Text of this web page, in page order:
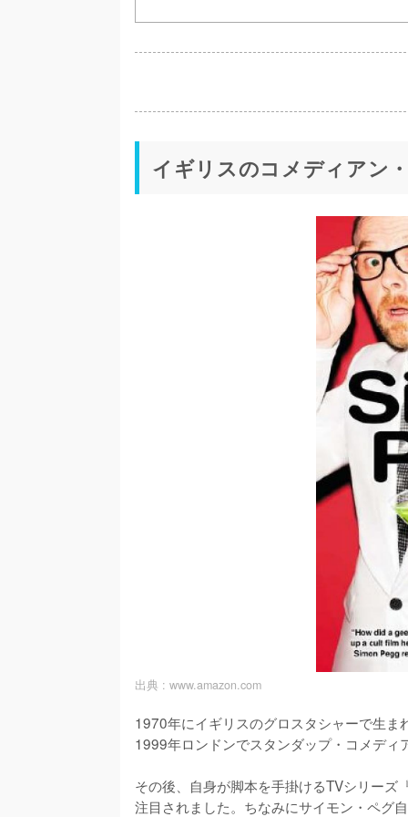
イギリスのコメディアン
出典 : www.amazon.com
1970年にイギリスのグロスタシャーで生
1999年ロンドンでスタンダップ・コメデ
その後、自身が脚本を手掛けるTVシリー
注目されました。ちなみにサイモン・ペグ